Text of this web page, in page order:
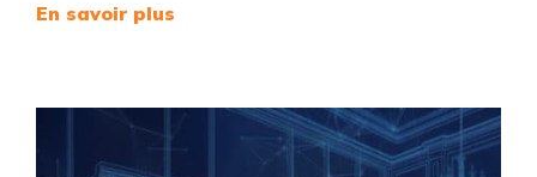
En savoir plus